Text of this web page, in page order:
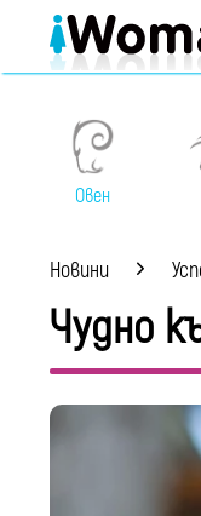
Овен
Новини
Чудно